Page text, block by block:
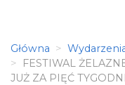
Główna
FESTIWAL
JUŻ ZA PIĘĆ